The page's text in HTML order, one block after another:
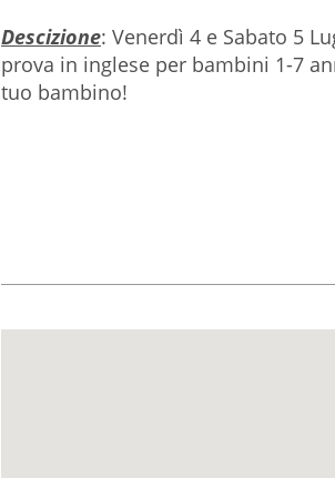
Descizione: Venerdì 4 e Sabato 5
prova in inglese per bambini 1-7
tuo bambino!